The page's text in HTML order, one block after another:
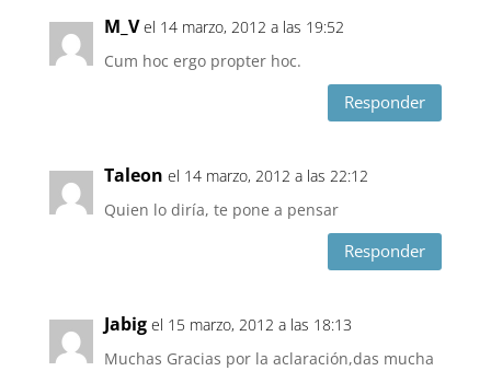
M_V el 14 marzo, 2012 a las 19:52
Cum hoc ergo propter hoc.
Responder
Taleon el 14 marzo, 2012 a las 22:12
Quien lo diría, te pone a pensar
Responder
Jabig el 15 marzo, 2012 a las 18:13
Muchas Gracias por la aclaración,das mucha